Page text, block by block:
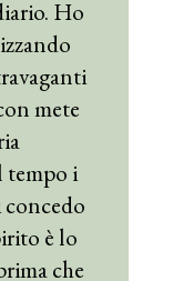
Ho
mete
tempo i
concedo
è lo
che